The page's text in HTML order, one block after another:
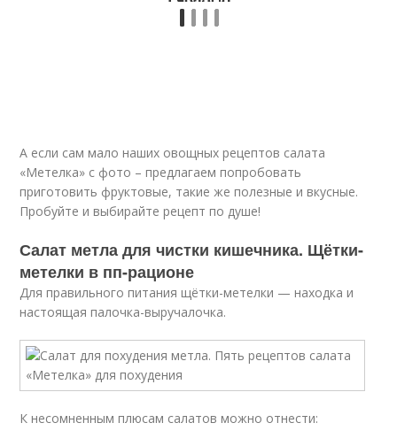
А если сам мало наших овощных рецептов салата
«Метелка» с фото – предлагаем попробовать
приготовить фруктовые, такие же полезные и вкусные.
Пробуйте и выбирайте рецепт по душе!
Салат метла для чистки кишечника. Щётки-
метелки в пп-рационе
Для правильного питания щётки-метелки — находка и
настоящая палочка-выручалочка.
К несомненным плюсам салатов можно отнести: